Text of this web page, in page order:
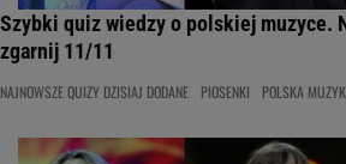
Szybki quiz wiedzy o polskiej muzyce.
zgarnij 11/11
NAJNOWSZE QUIZY DZISIAJ DODANE PIOSENKI POLSKA